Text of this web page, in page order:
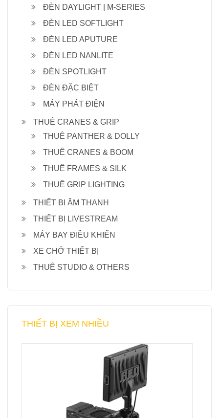
ĐÈN DAYLIGHT | M-SERIES
ĐÈN LED SOFTLIGHT
ĐÈN LED APUTURE
ĐÈN LED NANLITE
ĐÈN SPOTLIGHT
ĐÈN ĐẶC BIỆT
MÁY PHÁT ĐIỆN
THUÊ CRANES & GRIP
THUÊ PANTHER & DOLLY
THUÊ CRANES & BOOM
THUÊ FRAMES & SILK
THUÊ GRIP LIGHTING
THIẾT BỊ ÂM THANH
THIẾT BỊ LIVESTREAM
MÁY BAY ĐIỀU KHIỂN
XE CHỞ THIẾT BỊ
THUÊ STUDIO & OTHERS
THIẾT BỊ XEM NHIỀU